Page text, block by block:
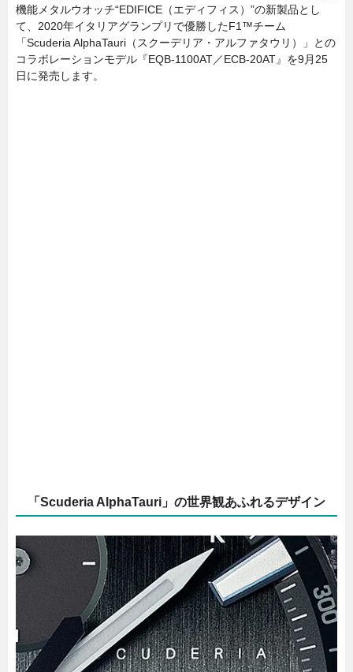
機能メタルウオッチ“EDIFICE（エディフィス）”の新製品とし
て、2020年イタリアグランプリで優勝したF1™チーム
「Scuderia AlphaTauri（スクーデリア・アルファタウリ）」との
コラボレーションモデル『EQB-1100AT／ECB-20AT』を9月25
日に発売します。
「Scuderia AlphaTauri」の世界観あふれるデザイン